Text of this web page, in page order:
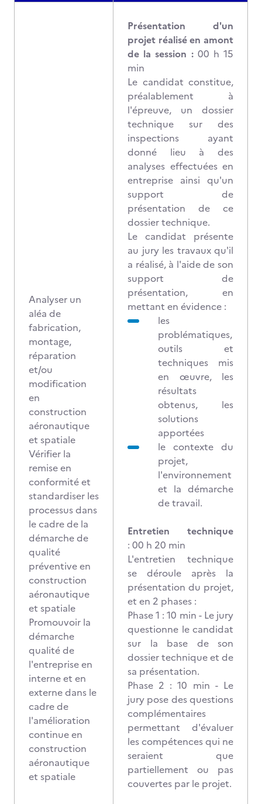
Analyser un
aléa de
fabrication,
montage,
réparation
et/ou
modification
en
construction
aéronautique
et spatiale
Vérifier la
remise en
conformité et
standardiser les
processus dans
le cadre de la
démarche de
qualité
préventive en
construction
aéronautique
et spatiale
Promouvoir la
démarche
qualité de
l'entreprise en
interne et en
externe dans le
cadre de
l'amélioration
continue en
construction
aéronautique
et spatiale
Présentation d'un
projet réalisé en amont
de la session : 00 h 15
min
Le candidat constitue,
préalablement à
l'épreuve, un dossier
technique sur des
inspections ayant
donné lieu à des
analyses effectuées en
entreprise ainsi qu'un
support de
présentation de ce
dossier technique.
Le candidat présente
au jury les travaux qu'il
a réalisé, à l'aide de son
support de
présentation, en
mettant en évidence :
les
problématiques,
outils et
techniques mis
en œuvre, les
résultats
obtenus, les
solutions
apportées
le contexte du
projet,
l'environnement
et la démarche
de travail.
Entretien technique
: 00 h 20 min
L'entretien technique
se déroule après la
présentation du projet,
et en 2 phases :
Phase 1 : 10 min - Le jury
questionne le candidat
sur la base de son
dossier technique et de
sa présentation.
Phase 2 : 10 min - Le
jury pose des questions
complémentaires
permettant d'évaluer
les compétences qui ne
seraient que
partiellement ou pas
couvertes par le projet.